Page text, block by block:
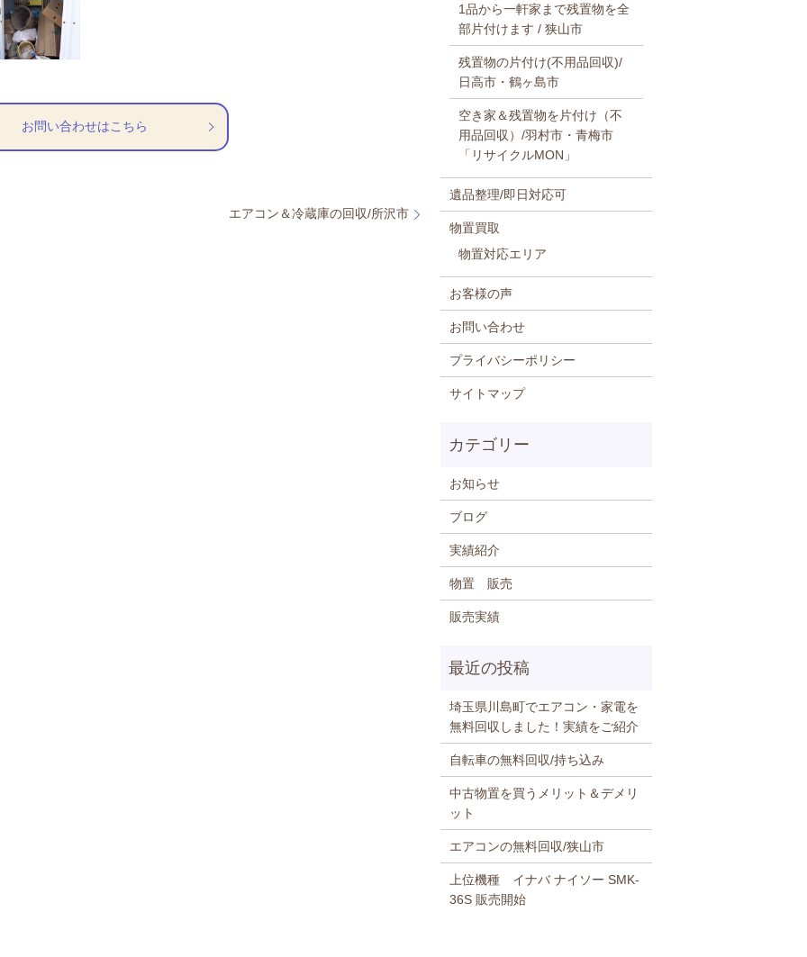
お問い合わせはこちら
エアコン＆冷蔵庫の回収/所沢市
1品から一軒家まで残置物を全
部片付けます / 狭山市
残置物の片付け(不用品回収)/
日高市・鶴ヶ島市
空き家＆残置物を片付け（不
用品回収）/羽村市・青梅市
「リサイクルMON」
遺品整理/即日対応可
物置買取
物置対応エリア
お客様の声
お問い合わせ
プライバシーポリシー
サイトマップ
お知らせ
ブログ
実績紹介
物置 販売
販売実績
埼玉県川島町でエアコン・家電を
無料回収しました！実績をご紹介
自転車の無料回収/持ち込み
中古物置を買うメリット＆デメリ
ット
エアコンの無料回収/狭山市
上位機種 イナバ ナイソー SMK-
36S 販売開始